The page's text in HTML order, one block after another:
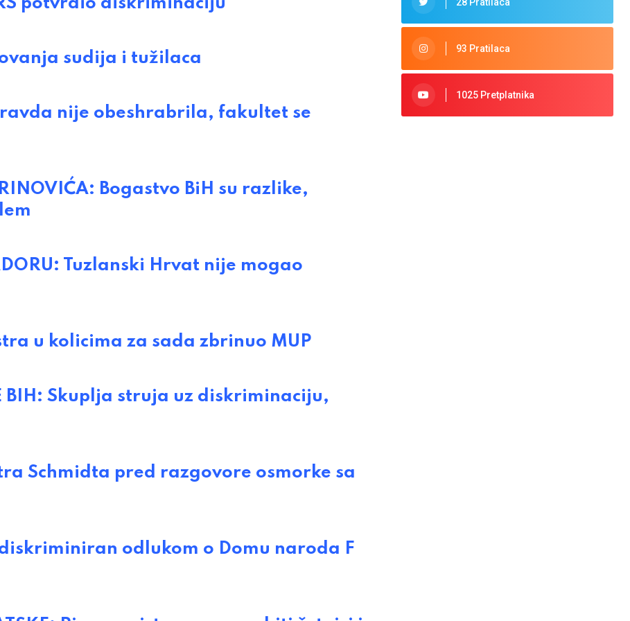
sudija i tužilaca
nije obeshrabrila, fakultet se
Bogastvo BiH su razlike,
Tuzlanski Hrvat nije mogao
u kolicima za sada zbrinuo MUP
BIH: Skuplja struja uz diskriminaciju,
Schmidta pred razgovore osmorke sa
diskriminiran odlukom o Domu naroda F
93 Pratilaca
1025 Pretplatnika